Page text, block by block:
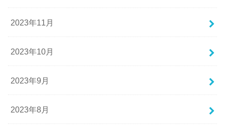
2023年11月
2023年10月
2023年9月
2023年8月